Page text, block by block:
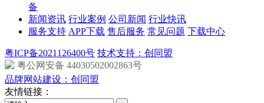
备
新闻资讯 行业案例 公司新闻 行业快讯
服务支持 APP下载 售后服务 常见问题 下载中心
粤ICP备2021126400号 技术支持：创同盟
粤公网安备 44030502002863号
品牌网站建设：创同盟
友情链接：